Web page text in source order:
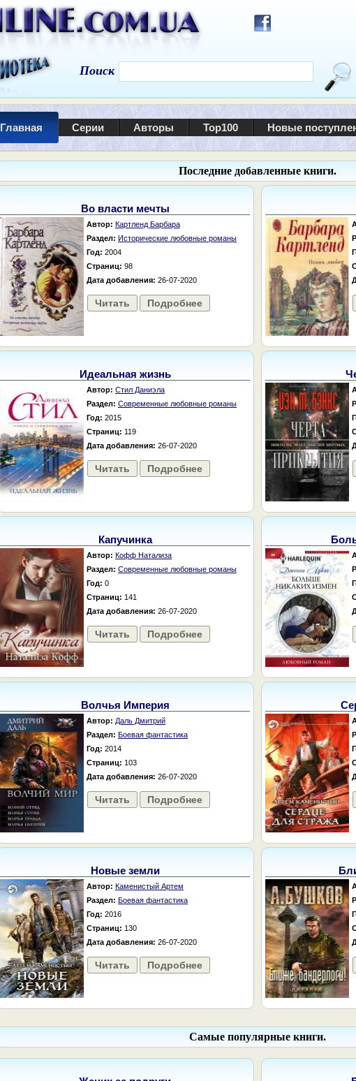
Поиск
Главная Серии Авторы Top100 Новые
Последние добавленные книги.
Во власти мечты
Автор: Картленд Барбара
Раздел: Исторические любовные романы
Год: 2004
Страниц: 98
Дата добавления: 26-07-2020
Читать Подробнее
Идеальная жизнь
Автор: Стил Даниэла
Раздел: Современные любовные романы
Год: 2015
Страниц: 119
Дата добавления: 26-07-2020
Читать Подробнее
Капучинка
Автор: Кофф Натализа
Раздел: Современные любовные романы
Год: 0
Страниц: 141
Дата добавления: 26-07-2020
Читать Подробнее
Волчья Империя
Автор: Даль Дмитрий
Раздел: Боевая фантастика
Год: 2014
Страниц: 103
Дата добавления: 26-07-2020
Читать Подробнее
Новые земли
Автор: Каменистый Артем
Раздел: Боевая фантастика
Год: 2016
Страниц: 130
Дата добавления: 26-07-2020
Читать Подробнее
Самые популярные книги.